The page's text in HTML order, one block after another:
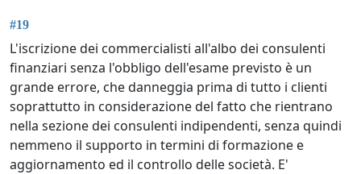
#19
L'iscrizione dei commercialisti all'albo dei consulenti
finanziari senza l'obbligo dell'esame previsto è un
grande errore, che danneggia prima di tutto i clienti
soprattutto in considerazione del fatto che rientrano
nella sezione dei consulenti indipendenti, senza quindi
nemmeno il supporto in termini di formazione e
aggiornamento ed il controllo delle società. E'